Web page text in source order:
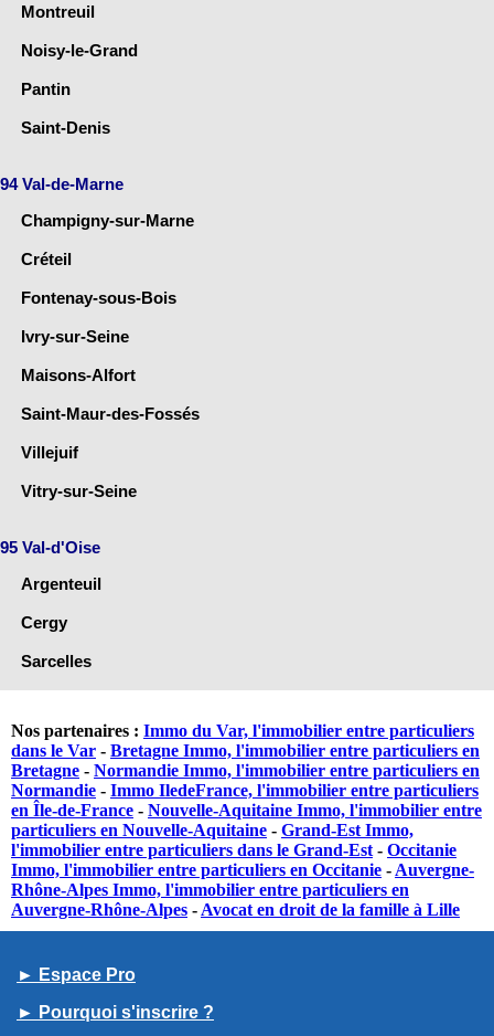
Montreuil
Noisy-le-Grand
Pantin
Saint-Denis
94 Val-de-Marne
Champigny-sur-Marne
Créteil
Fontenay-sous-Bois
Ivry-sur-Seine
Maisons-Alfort
Saint-Maur-des-Fossés
Villejuif
Vitry-sur-Seine
95 Val-d'Oise
Argenteuil
Cergy
Sarcelles
Nos partenaires : Immo du Var, l'immobilier entre particuliers
dans le Var - Bretagne Immo, l'immobilier entre particuliers en
Bretagne - Normandie Immo, l'immobilier entre particuliers en
Normandie - Immo IledeFrance, l'immobilier entre particuliers
en Île-de-France - Nouvelle-Aquitaine Immo, l'immobilier entre
particuliers en Nouvelle-Aquitaine - Grand-Est Immo,
l'immobilier entre particuliers dans le Grand-Est - Occitanie
Immo, l'immobilier entre particuliers en Occitanie - Auvergne-
Rhône-Alpes Immo, l'immobilier entre particuliers en
Auvergne-Rhône-Alpes - Avocat en droit de la famille à Lille
► Espace Pro
► Pourquoi s'inscrire ?